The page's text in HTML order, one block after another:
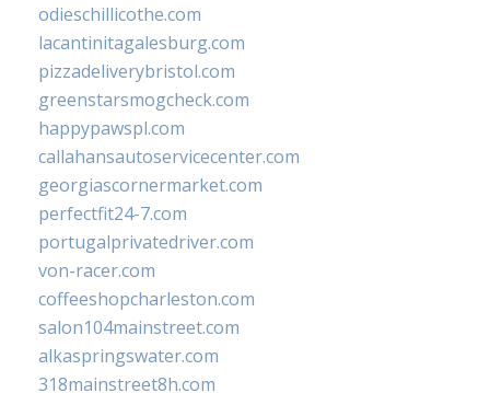
odieschillicothe.com
lacantinitagalesburg.com
pizzadeliverybristol.com
greenstarsmogcheck.com
happypawspl.com
callahansautoservicecenter.com
georgiascornermarket.com
perfectfit24-7.com
portugalprivatedriver.com
von-racer.com
coffeeshopcharleston.com
salon104mainstreet.com
alkaspringswater.com
318mainstreet8h.com